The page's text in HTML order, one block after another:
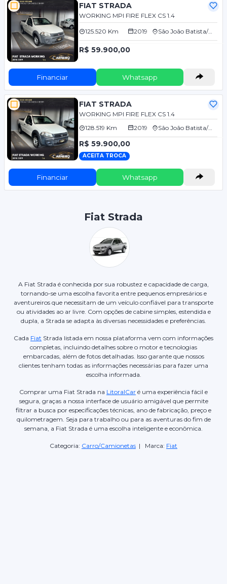
FIAT STRADA
WORKING MPI FIRE FLEX CS 1.4
125.520 Km 2019 São João Batista/SC
R$ 59.900,00
Financiar Whatsapp
FIAT STRADA
WORKING MPI FIRE FLEX CS 1.4
128.519 Km
2019 São João Batista/SC
R$ 59.900,00
ACEITA TROCA
Financiar Whatsapp
Fiat Strada
A Fiat Strada é conhecida por sua robustez e capacidade de carga,
tornando-se uma escolha favorita entre pequenos empresários e
aventureiros que necessitam de um veículo confiável para transporte
ou atividades ao ar livre. Com opções de cabine simples, estendida e
dupla, a Strada se adapta às diversas necessidades e preferências.
Cada Fiat Strada listada em nossa plataforma vem com informações
completas, incluindo detalhes sobre o motor e tecnologias
embarcadas, além de fotos detalhadas. Isso garante que nossos
clientes tenham todas as informações necessárias para fazer uma
escolha informada.
Comprar uma Fiat Strada na LitoralCar é uma experiência fácil e
segura, graças a nossa interface de usuário amigável que permite
filtrar a busca por especificações técnicas, ano de fabricação, preço e
quilometragem. Seja para trabalho ou para as aventuras do fim de
semana, a Fiat Strada é uma escolha inteligente e econômica.
Categoria: Carro/Camionetas | Marca: Fiat